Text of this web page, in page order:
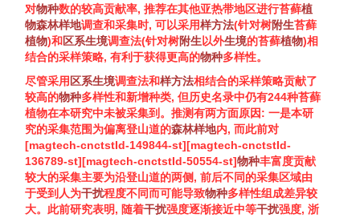
对物种数的较高贡献率, 推荐在其他亚热带地区进行苔藓植
物森林样地调查和采集时, 可以采用样方法(针对树附生苔藓
植物)和区系生境调查法(针对树附生 以外生境的苔藓植物)相
结合的采样策略, 有利于获得更高的物种多样性。
尽管采用 区系生境调查法和样方法相结合的采样策略贡献了
较高的物种多样性和新增种类, 但历史名录中仍有244种苔藓
植物在本研究中未被采集到。推测有两方面原因: 一是本研
究的采集范围为偏离登山道的森林样地内, 而此前对
[magtech-cnctstId-149844-st][magtech-cnctstId-
136789-st][magtech-cnctstId-50554-st]物种丰富度贡献
较大的采集主要为沿登山道的两侧, 前后不同的采集区域由
于受到人为干扰程度不同而可能导致物种多样性组成差异较
大。此前研究表明, 随着干扰强度逐渐接近中等干扰强度, 浙